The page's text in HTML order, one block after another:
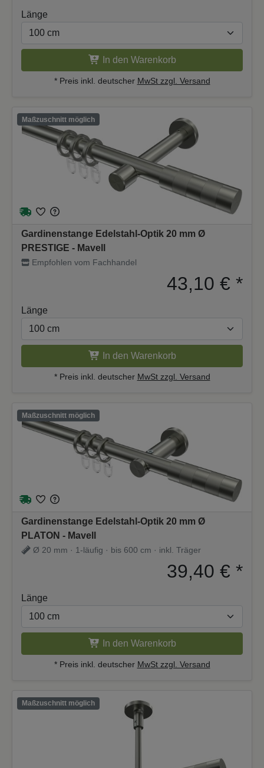
Länge
In den Warenkorb
* Preis inkl. deutscher MwSt zzgl. Versand
Maßzuschnitt möglich
Gardinenstange Edelstahl-Optik 20 mm Ø
PRESTIGE - Mavell
Empfohlen vom Fachhandel
43,10 € *
Länge
In den Warenkorb
* Preis inkl. deutscher MwSt zzgl. Versand
Maßzuschnitt möglich
Gardinenstange Edelstahl-Optik 20 mm Ø
PLATON - Mavell
Ø 20 mm · 1-läufig · bis 600 cm · inkl. Träger
39,40 € *
Länge
In den Warenkorb
* Preis inkl. deutscher MwSt zzgl. Versand
Maßzuschnitt möglich